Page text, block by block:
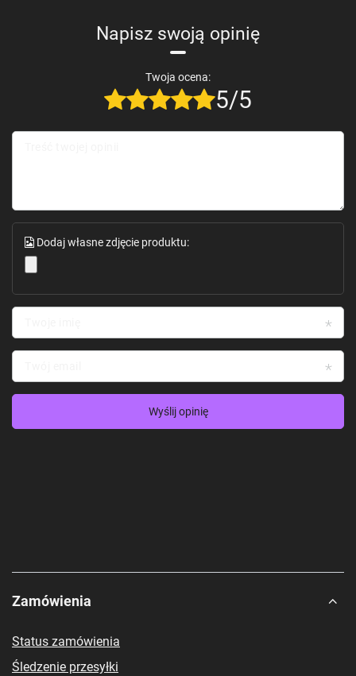
Napisz swoją opinię
Twoja ocena:
5/5
Dodaj własne zdjęcie produktu:
Wyślij opinię
Zamówienia
Status zamówienia
Śledzenie przesyłki